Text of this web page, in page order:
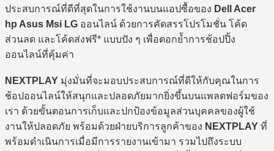
ประสบการณ์ที่ดีที่สุดในการใช้งานบนแอปซื้อของ Dell Acer
hp Asus Msi LG ออนไลน์ ด้วยการคัดสรรโปรโมชั่น โค้ด
ส่วนลด และโค้ดส่งฟรี* แบบปัง ๆ เพื่อตอกย้ำการช้อปปิ้ง
ออนไลน์ที่คุ้มค่า
NEXTPLAY มุ่งมั่นที่จะมอบประสบการณ์ที่ดีให้กับคุณในการ
ช้อปออนไลน์ให้สนุกและปลอดภัยมากยิ่งขึ้นบนแพลตฟอร์มของ
เรา ด้วยขั้นตอนการเก็บและปกป้องข้อมูลส่วนบุคคลของผู้ใช้
งานให้ปลอดภัย พร้อมด้วยฝ่ายบริการลูกค้าของ NEXTPLAY ที่
พร้อมดำเนินการเมื่อมีการรายงานเข้ามา รวมไปถึงระบบ